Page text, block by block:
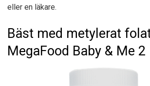
eller en läkare.
Bäst med metylerat
MegaFood Baby & Me 2